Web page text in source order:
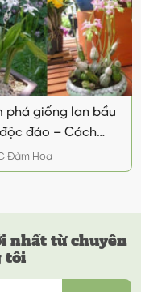
phá giống lan bầu
đáo – Cách
và chăm sóc
Đàm Hoa
nhất từ chuyên
tôi